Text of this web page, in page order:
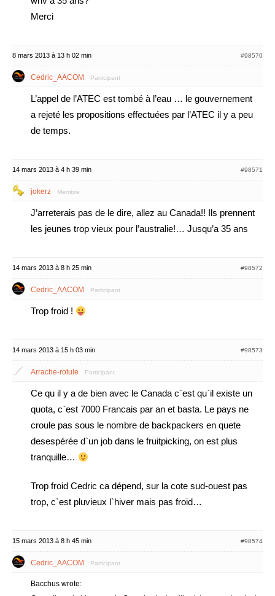
Merci
8 mars 2013 à 13 h 02 min #98570
Cedric_AACOM Participant
L’appel de l’ATEC est tombé à l’eau … le gouvernement
a rejeté les propositions effectuées par l’ATEC il y a peu
de temps.
14 mars 2013 à 4 h 39 min #98571
jokerz Membre
J’arreterais pas de le dire, allez au Canada!! Ils prennent
les jeunes trop vieux pour l’australie!… Jusqu’a 35 ans
14 mars 2013 à 8 h 25 min #98572
Cedric_AACOM Participant
Trop froid !
14 mars 2013 à 15 h 03 min #98573
Arrache-rotule Participant
Ce qu il y a de bien avec le Canada c`est qu`il existe un
quota, c`est 7000 Francais par an et basta. Le pays ne
croule pas sous le nombre de backpackers en quete
desespérée d`un job dans le fruitpicking, on est plus
tranquille…
Trop froid Cedric ca dépend, sur la cote sud-ouest pas
trop, c`est pluvieux l`hiver mais pas froid…
15 mars 2013 à 8 h 45 min #98574
Cedric_AACOM Participant
Bacchus wrote: